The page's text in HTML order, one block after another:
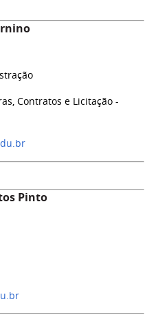
Contratos e Licitação -
Pinto